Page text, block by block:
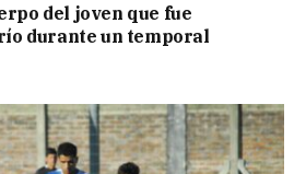
del joven que fue
durante un temporal